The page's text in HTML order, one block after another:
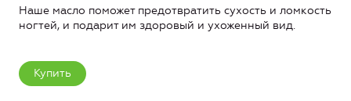
Наше масло поможет предотвратить сухость и ломкость
ногтей, и подарит им здоровый и ухоженный вид.
Купить